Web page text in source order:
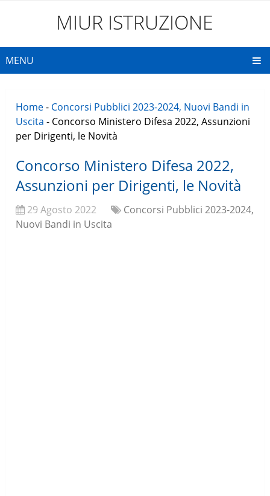
MIUR ISTRUZIONE
MENU
Home- Concorsi Pubblici 2023-2024, Nuovi Bandi in
Uscita - Concorso Ministero Difesa 2022, Assunzioni
per Dirigenti, le Novità
Concorso Ministero Difesa 2022,
Assunzioni per Dirigenti, le Novità
29 Agosto 2022
Concorsi Pubblici 2023-2024,
Nuovi Bandi in Uscita